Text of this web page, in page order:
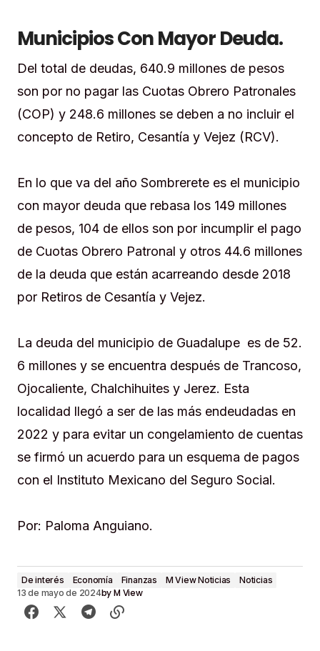
Municipios Con Mayor Deuda.
Del total de deudas, 640.9 millones de pesos
son por no pagar las Cuotas Obrero Patronales
(COP) y 248.6 millones se deben a no incluir el
concepto de Retiro, Cesantía y Vejez (RCV).
En lo que va del año Sombrerete es el municipio
con mayor deuda que rebasa los 149 millones
de pesos, 104 de ellos son por incumplir el pago
de Cuotas Obrero Patronal y otros 44.6 millones
de la deuda que están acarreando desde 2018
por Retiros de Cesantía y Vejez.
La deuda del municipio de Guadalupe es de 52.
6 millones y se encuentra después de Trancoso,
Ojocaliente, Chalchihuites y Jerez. Esta
localidad llegó a ser de las más endeudadas en
2022 y para evitar un congelamiento de cuentas
se firmó un acuerdo para un esquema de pagos
con el Instituto Mexicano del Seguro Social.
Por: Paloma Anguiano.
De interés Economía Finanzas M View Noticias
Noticias
13 de mayo de 2024byM View